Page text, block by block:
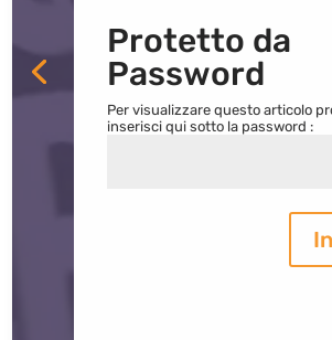
Protetto da
Password
Per visualizzare questo articolo
inserisci qui sotto la password :